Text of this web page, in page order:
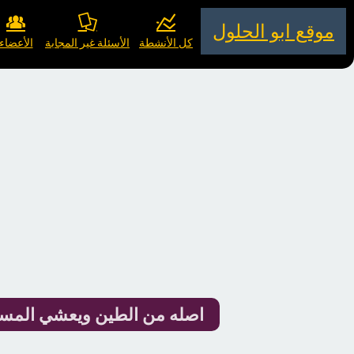
موقع ابو الحلول
كل الأنشطة الأسئلة غير المجابة الأعضاء
اصله من الطين ويعشي